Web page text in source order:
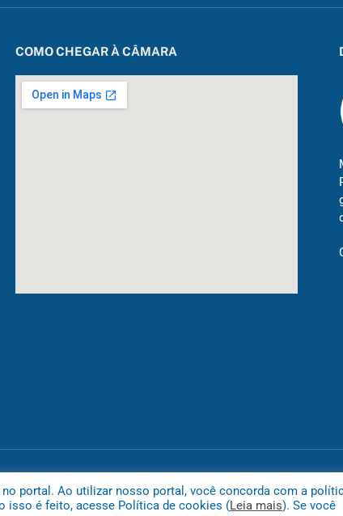
COMO CHEGAR À CÂMARA
portal. Ao utilizar nosso portal, você concorda com a
isso é feito, acesse Política de cookies (Leia mais). Se você